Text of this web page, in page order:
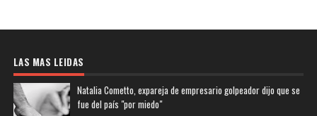
LAS MAS LEIDAS
Natalia Cometto, expareja de empresario golpeador dijo que se
fue del país "por miedo"